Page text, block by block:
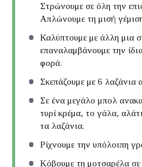
Στρώνουμε σε όλη την
Απλώνουμε τη μισή
Καλύπτουμε με άλλη μια
επαναλαμβάνουμε την
φορά.
Σκεπάζουμε με 6 λαζάνια
Σε ένα μεγάλο μπολ
τυρί κρέμα, το γάλα,
τα λαζάνια.
Ρίχνουμε την υπόλοιπη
Κόβουμε τη μοτσαρέλα σε